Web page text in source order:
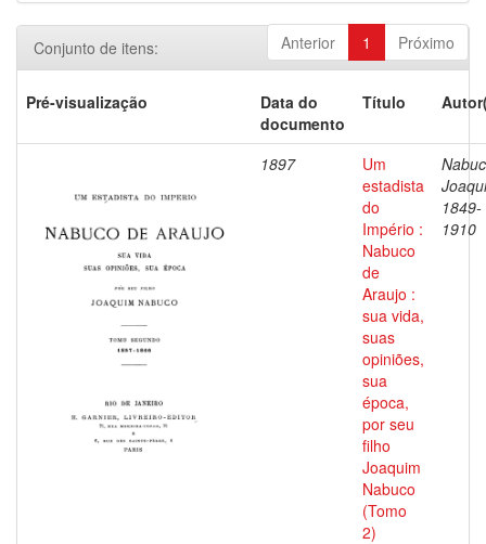
Anterior 1 Próximo
Conjunto de itens:
Pré-visualização
Data do
documento
Título
1897
Um
estadista
do
Império :
Nabuco
de
Araujo :
sua vida,
suas
opiniões,
sua
época,
por seu
filho
Joaquim
Nabuco
(Tomo
2)
1849-
1910